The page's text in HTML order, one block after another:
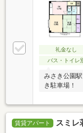
礼金なし
バス・トイレ
みさき公園
き駐車場！
賃貸アパート スミレ